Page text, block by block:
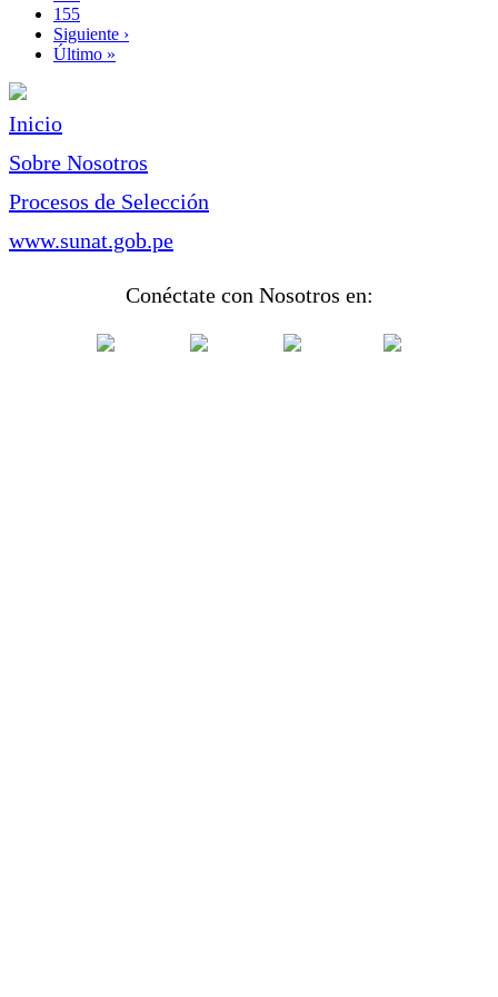
Page
155
Siguiente
página
Siguiente ›
Última
Último »
Inicio
Sobre Nosotros
Procesos de Selección
www.sunat.gob.pe
Conéctate con Nosotros en: